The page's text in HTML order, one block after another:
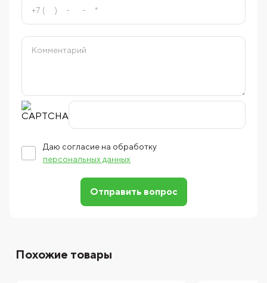
Даю согласие на обработку
персональных данных
Отправить вопрос
Похожие товары